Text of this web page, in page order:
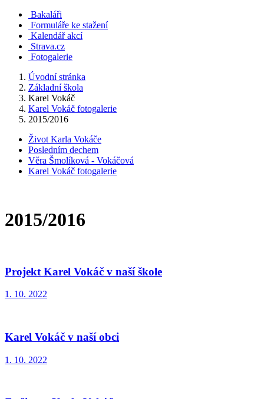
Bakaláři
Formuláře ke stažení
Kalendář akcí
Strava.cz
Fotogalerie
Úvodní stránka
Základní škola
Karel Vokáč
Karel Vokáč fotogalerie
2015/2016
Život Karla Vokáče
Posledním dechem
Věra Šmolíková - Vokáčová
Karel Vokáč fotogalerie
2015/2016
Projekt Karel Vokáč v naší škole
1. 10. 2022
Karel Vokáč v naší obci
1. 10. 2022